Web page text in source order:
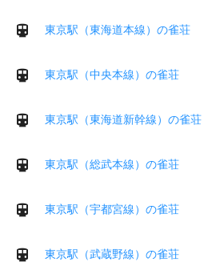
東京駅（東海道本線）の雀荘
東京駅（中央本線）の雀荘
東京駅（東海道新幹線）の雀荘
東京駅（総武本線）の雀荘
東京駅（宇都宮線）の雀荘
東京駅（武蔵野線）の雀荘